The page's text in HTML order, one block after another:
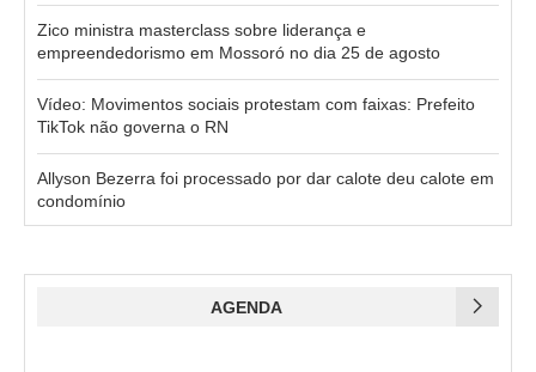
Zico ministra masterclass sobre liderança e
empreendedorismo em Mossoró no dia 25 de agosto
Vídeo: Movimentos sociais protestam com faixas: Prefeito
TikTok não governa o RN
Allyson Bezerra foi processado por dar calote deu calote em
condomínio
AGENDA